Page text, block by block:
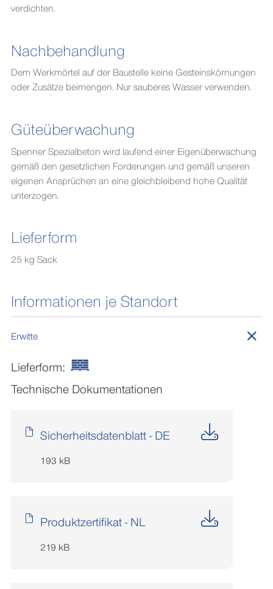
verdichten.
Nachbehandlung
Dem Werkmörtel auf der Baustelle keine Gesteinskörnungen
oder Zusätze beimengen. Nur sauberes Wasser verwenden.
Güteüberwachung
Spenner Spezialbeton wird laufend einer Eigenüberwachung
gemäß den gesetzlichen Forderungen und gemäß unseren
eigenen Ansprüchen an eine gleichbleibend hohe Qualität
unterzogen.
Lieferform
25 kg Sack
Informationen je Standort
Erwitte
Lieferform:
Technische Dokumentationen
Sicherheitsdatenblatt - DE
193 kB
Produktzertifikat - NL
219 kB